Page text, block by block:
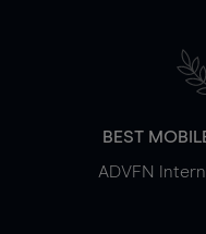
BEST
ADVFN